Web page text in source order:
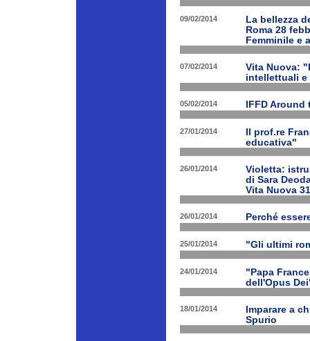
09/02/2014
La bellezza
Roma 28
Femminile e
07/02/2014
Vita Nuova:
intellettuali e
05/02/2014 IFFD
27/01/2014
Il prof.re
educativa"
26/01/2014
Violetta:
di Sara
Vita Nuova
26/01/2014 Perché
25/01/2014 "Gli ultimi
24/01/2014
"Papa
dell'Opus
18/01/2014
Imparare a
Spurio